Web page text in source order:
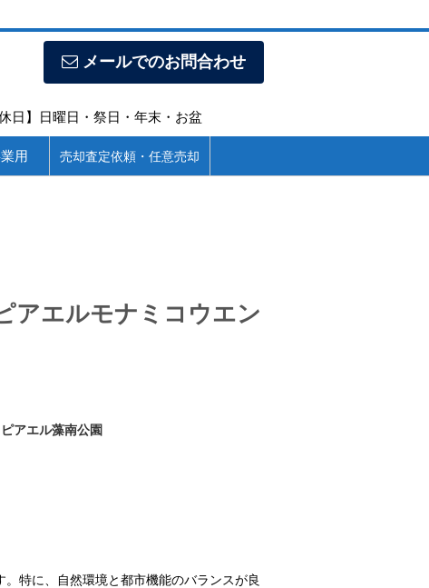
メールでのお問合わせ
日】日曜日・祭日・年末・お盆
用 売却査定依頼・任意売却
アエルモナミコウエン
ピアエル藻南公園
特に、自然環境と都市機能のバランスが良